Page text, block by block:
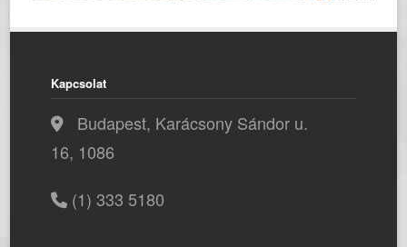
Kapcsolat
Budapest, Karácsony Sándor u.
16, 1086
(1) 333 5180